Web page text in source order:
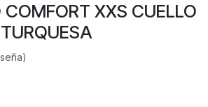
COMFORT XXS CUELLO